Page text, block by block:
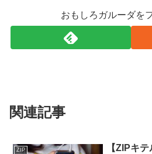
おもしろガルーダを
関連記事
ZIP
【ZIPキ